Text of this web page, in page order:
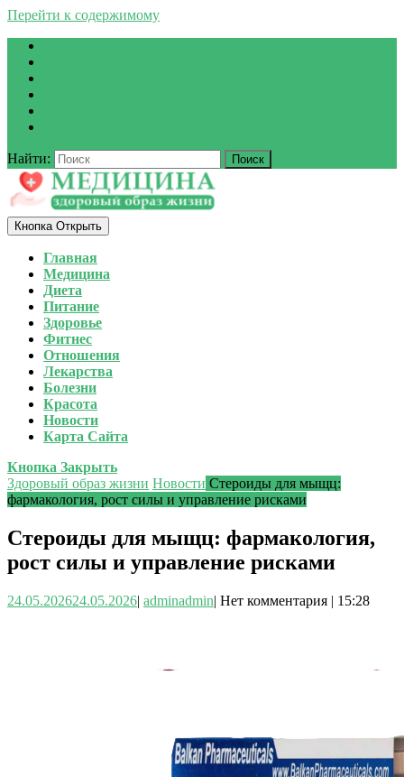
Перейти к содержимому
Найти:
Кнопка Открыть
Главная
Медицина
Диета
Питание
Здоровье
Фитнес
Отношения
Лекарства
Болезни
Красота
Новости
Карта Сайта
Кнопка Закрыть
Здоровый образ жизни Новости Стероиды для мыщц:
фармакология, рост силы и управление рисками
Стероиды для мыщц: фармакология,
рост силы и управление рисками
24.05.202624.05.2026| adminadmin| Нет комментария | 15:28